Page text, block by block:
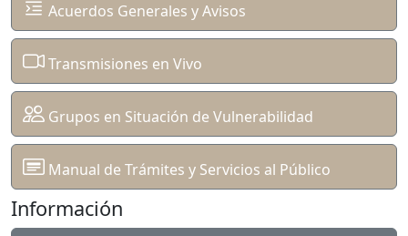
Acuerdos Generales y Avisos
Transmisiones en Vivo
Grupos en Situación de Vulnerabilidad
Manual de Trámites y Servicios al Público
Información